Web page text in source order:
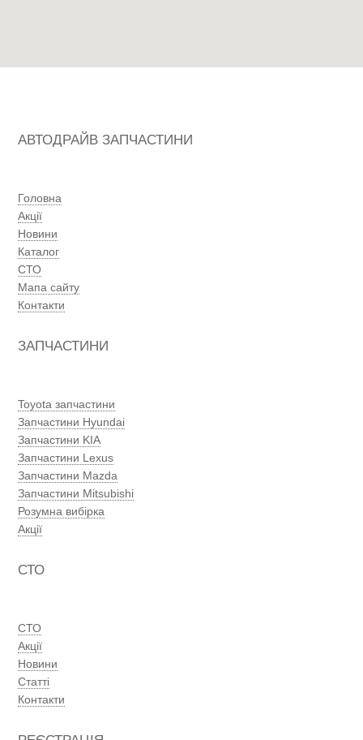
АВТОДРАЙВ ЗАПЧАСТИНИ
Головна
Акції
Новини
Каталог
СТО
Мапа сайту
Контакти
ЗАПЧАСТИНИ
Toyota запчастини
Запчастини Hyundai
Запчастини KIA
Запчастини Lexus
Запчастини Mazda
Запчастини Mitsubishi
Розумна вибірка
Акції
СТО
СТО
Акції
Новини
Статті
Контакти